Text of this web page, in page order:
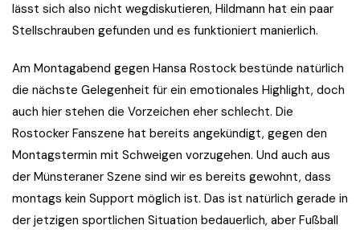
lässt sich also nicht wegdiskutieren, Hildmann hat ein paar
Stellschrauben gefunden und es funktioniert manierlich.
Am Montagabend gegen Hansa Rostock bestünde natürlich
die nächste Gelegenheit für ein emotionales Highlight, doch
auch hier stehen die Vorzeichen eher schlecht. Die
Rostocker Fanszene hat bereits angekündigt, gegen den
Montagstermin mit Schweigen vorzugehen. Und auch aus
der Münsteraner Szene sind wir es bereits gewohnt, dass
montags kein Support möglich ist. Das ist natürlich gerade in
der jetzigen sportlichen Situation bedauerlich, aber Fußball